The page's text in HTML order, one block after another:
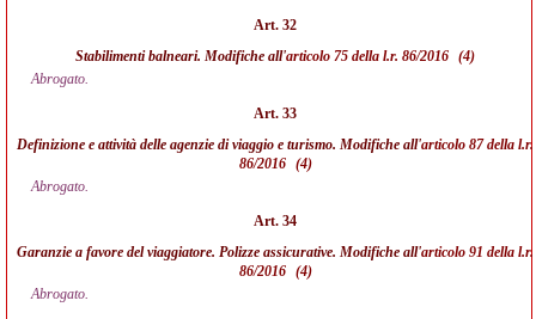
Art. 32
Stabilimenti balneari. Modifiche all'articolo 75 della l.r. 86/2016 (4)
Abrogato.
Art. 33
Definizione e attività delle agenzie di viaggio e turismo. Modifiche all'articolo 87 della l.r.
86/2016
(4)
Abrogato.
Art. 34
Garanzie a favore del viaggiatore. Polizze assicurative. Modifiche all'articolo 91 della l.r.
86/2016
(4)
Abrogato.